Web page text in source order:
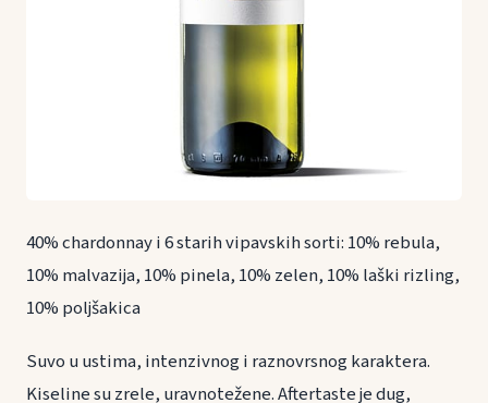
40% chardonnay i 6 starih vipavskih sorti: 10% rebula,
10% malvazija, 10% pinela, 10% zelen, 10% laški rizling,
10% poljšakica
Suvo u ustima, intenzivnog i raznovrsnog karaktera.
Kiseline su zrele, uravnotežene. Aftertaste je dug,